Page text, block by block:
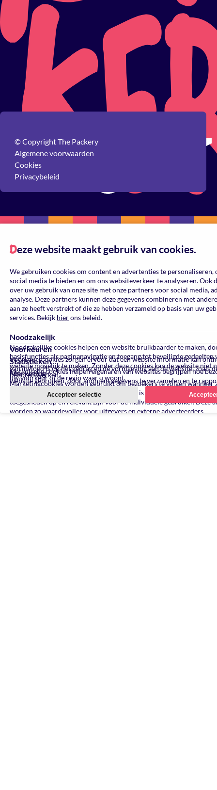
© Copyright The Packery
Algemene voorwaarden
Cookies
Privacybeleid
Deze website maakt gebruik van cookies.
We gebruiken cookies om content en advertenties te
social media te bieden en om ons websiteverkeer te analyseren. Ook
over uw gebruik van onze site met onze partners voor social media,
analyse. Deze partners kunnen deze gegevens combineren met
aan ze heeft verstrekt of die ze hebben verzameld op basis van uw
services. Bekijk hierons beleid.
Noodzakelijk
Noodzakelijke cookies helpen een website bruikbaarder te maken,
basisfuncties als paginanavigatie en toegang tot beveiligde gedeelten
website mogelijk te maken. Zonder deze cookies kan de website niet
behoren werken.
Voorkeuren
Voorkeurscookies zorgen ervoor dat een website informatie kan
van invloed is op het gedrag en de vormgeving van de website, zoals
uw voorkeur of de regio waar u woont.
Statistieken
Statistische cookies helpen eigenaren van websites begrijpen hoe
website gebruiken, door anoniem gegevens te verzamelen en te
Marketing
Marketingcookies worden gebruikt om bezoekers te volgen wanneer
verschillende websites bezoeken. Hun doel is advertenties
toegesneden op en relevant zijn voor de individuele gebruiker. Deze
worden zo waardevoller voor uitgevers en externe adverteerders.
Accepteer selectie